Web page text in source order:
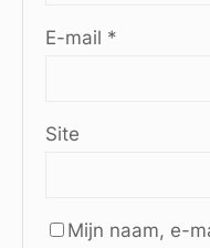
E-mail *
Site
Mijn naam, e-